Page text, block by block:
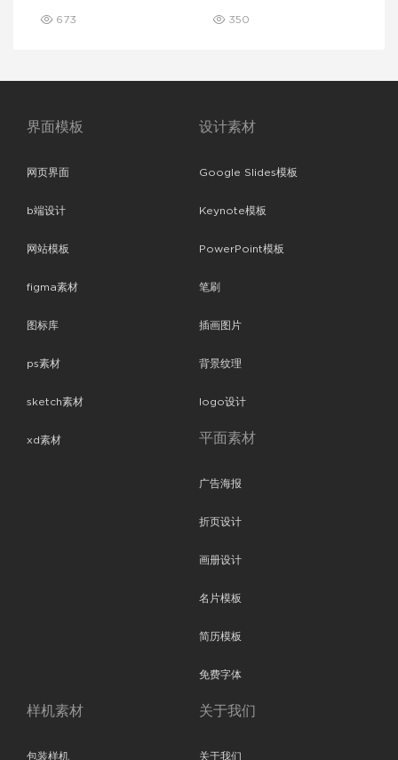
673 350
界面模板
网页界面
b端设计
网站模板
figma素材
图标库
ps素材
sketch素材
xd素材
设计素材
Google Slides模板
Keynote模板
PowerPoint模板
笔刷
插画图片
背景纹理
logo设计
平面素材
广告海报
折页设计
画册设计
名片模板
简历模板
免费字体
样机素材
包装样机
关于我们
关于我们